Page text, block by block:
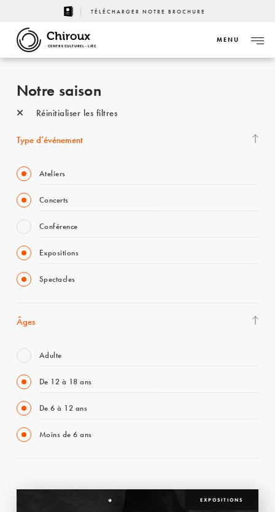
TÉLÉCHARGER NOTRE BROCHURE
CENTRE CULTUREL - LIÈGE
MENU
Notre saison
Réinitialiser les filtres
Type d’événement
Ateliers
Concerts
Conférence
Expositions
Spectacles
Âges
Adulte
De 12 à 18 ans
De 6 à 12 ans
Moins de 6 ans
EXPOSITIONS